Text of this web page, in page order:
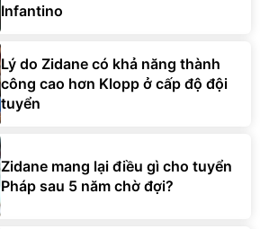
Infantino
Lý do Zidane có khả năng thành
công cao hơn Klopp ở cấp độ đội
tuyển
Zidane mang lại điều gì cho tuyển
Pháp sau 5 năm chờ đợi?